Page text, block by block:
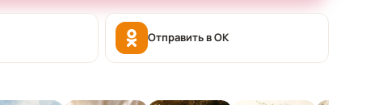
Отправить в OK